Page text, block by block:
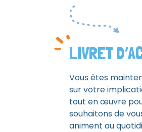
LIVRET
Vous êtes
sur votre
tout en œuvre
souhaitons de
animent au